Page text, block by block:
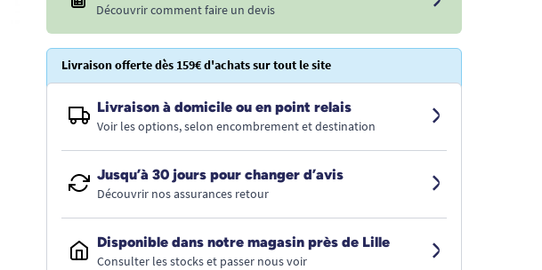
Découvrir comment faire un devis
Livraison offerte dès 159€ d'achats sur tout le site
Livraison à domicile ou en point relais
Voir les options, selon encombrement et destination
Jusqu’à 30 jours pour changer d’avis
Découvrir nos assurances retour
Disponible dans notre magasin près de Lille
Consulter les stocks et passer nous voir